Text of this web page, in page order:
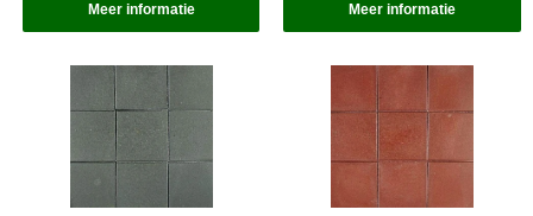
Meer informatie Meer informatie